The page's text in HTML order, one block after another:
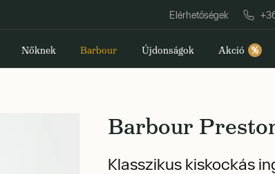
Elérhetőségek
Nőknek Barbour Újdonságok Akció %
Barbour
Klasszikus kiskockás